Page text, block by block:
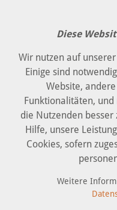
Diese
Wir nutzen auf
Einige sind
Website,
Funktionalitäten,
die Nutzenden besser
Hilfe, unsere
Cookies, sofern
Weitere